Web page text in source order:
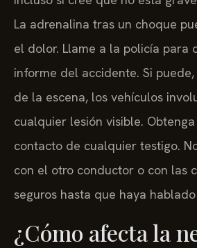
La adrenalina tras un choque
el dolor. Llame a la policía para
informe del accidente. Si
de la escena, los vehículos
cualquier lesión visible.
contacto de cualquier testigo.
con el otro conductor o con las
seguros hasta que haya
¿Cómo afecta la